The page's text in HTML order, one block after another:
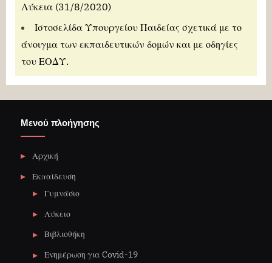
Λύκεια (31/8/2020)
Ιστοσελίδα Υπουργείου Παιδείας σχετικά με το
άνοιγμα των εκπαιδευτικών δομών και με οδηγίες
του ΕΟΔΥ.
Μενού πλοήγησης
Αρχική
Εκπαίδευση
Γυμνάσιο
Λύκειο
Βιβλιοθήκη
Ενημέρωση για Covid-19